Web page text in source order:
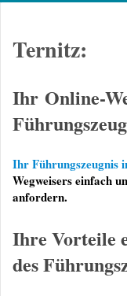
Ternitz:
Ihr Online-
Ihr Führungszeugnis
Wegweisers einfach
anfordern.
Ihre Vorteile
des